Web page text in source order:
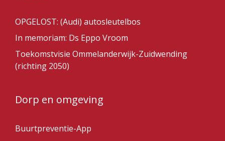
OPGELOST: (Audi) autosleutelbos
In memoriam: Ds Eppo Vroom
Toekomstvisie Ommelanderwijk-Zuidwending
(richting 2050)
Dorp en omgeving
Buurtpreventie-App